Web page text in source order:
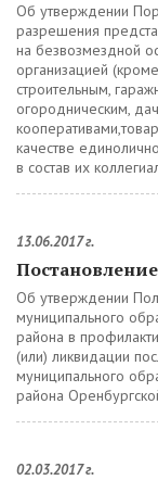
Об утверждении
разрешения
на безвозмездной
организацией
строительным,
огородническим,
качестве
в состав их
13.06.2017 г.
Об утверждении
муниципального
района в
(или) ликвидации
муниципального
района
02.03.2017 г.